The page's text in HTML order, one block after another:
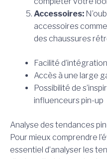
Accessoires:
accessoires
des chaussures
Facilité
Accès à une large
Possibilité de
influenceurs pin-up
Analyse des tendances
Pour mieux comprendre
essentiel d’analyser les